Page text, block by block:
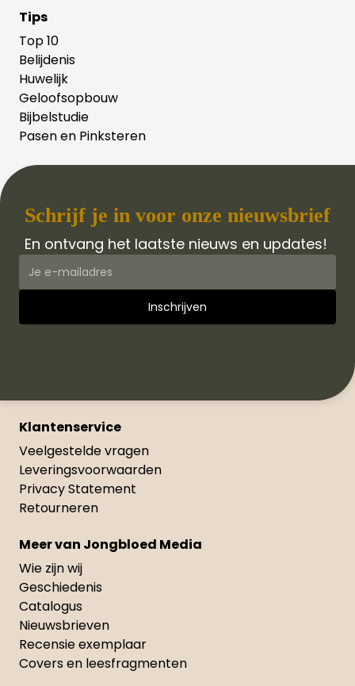
Tips
Top 10
Belijdenis
Huwelijk
Geloofsopbouw
Bijbelstudie
Pasen en Pinksteren
Schrijf je in voor onze nieuwsbrief
En ontvang het laatste nieuws en updates!
Klantenservice
Veelgestelde vragen
Leveringsvoorwaarden
Privacy Statement
Retourneren
Meer van Jongbloed Media
Wie zijn wij
Geschiedenis
Catalogus
Nieuwsbrieven
Recensie exemplaar
Covers en leesfragmenten